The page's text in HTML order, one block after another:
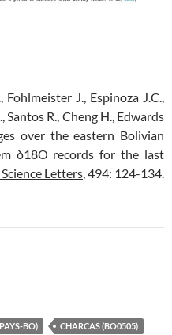
J., Espinoza J.C.,
Santos R., Cheng H., Edwards
over the eastern Bolivian
δ18O records for the last
Letters, 494: 124-134.
BO)
CHARCAS (BO0505)